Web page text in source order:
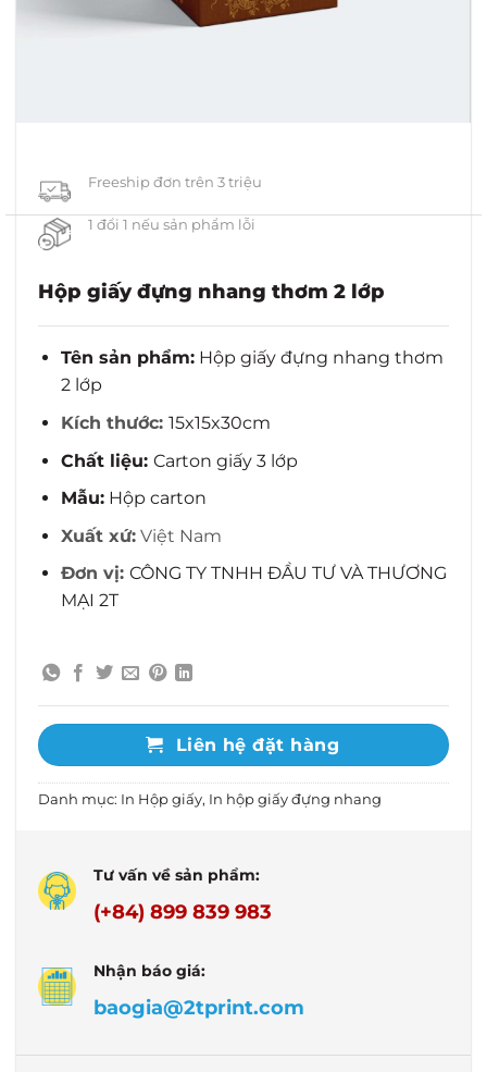
Freeship đơn trên 3 triệu
1 đổi 1 nếu sản phẩm lỗi
Hộp giấy đựng nhang thơm 2 lớp
Tên sản phẩm:Hộp giấy đựng nhang thơm
2 lớp
Kích thước: 15x15x30cm
Chất liệu: Carton giấy 3 lớp
Mẫu:Hộp carton
Xuất xứ:Việt Nam
Đơn vị: CÔNG TY TNHH ĐẦU TƯ VÀ THƯƠNG
MẠI 2T
Liên hệ đặt hàng
Danh mục: In Hộp giấy, In hộp giấy đựng nhang
Tư vấn về sản phẩm:
(+84) 899 839 983
Nhận báo giá:
baogia@2tprint.com